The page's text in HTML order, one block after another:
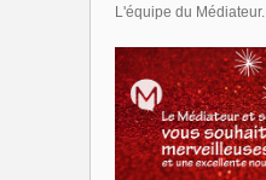
L'équipe du Médiateur.